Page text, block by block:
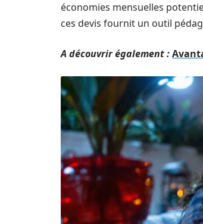
économies mensuelles
ces devis fournit un outil
A découvrir également :